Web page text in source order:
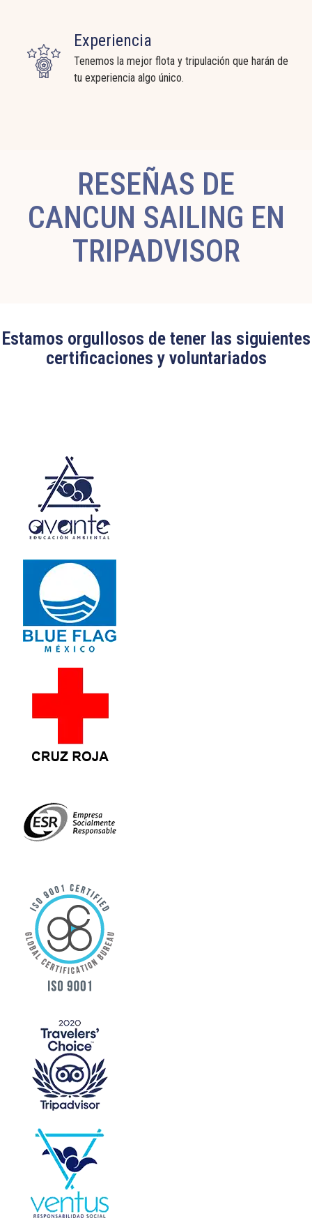
Experiencia
Tenemos la mejor flota y tripulación que harán de
tu experiencia algo único.
RESEÑAS DE
CANCUN SAILING EN
TRIPADVISOR
Estamos orgullosos de tener las siguientes
certificaciones y voluntariados
Edit widget Share